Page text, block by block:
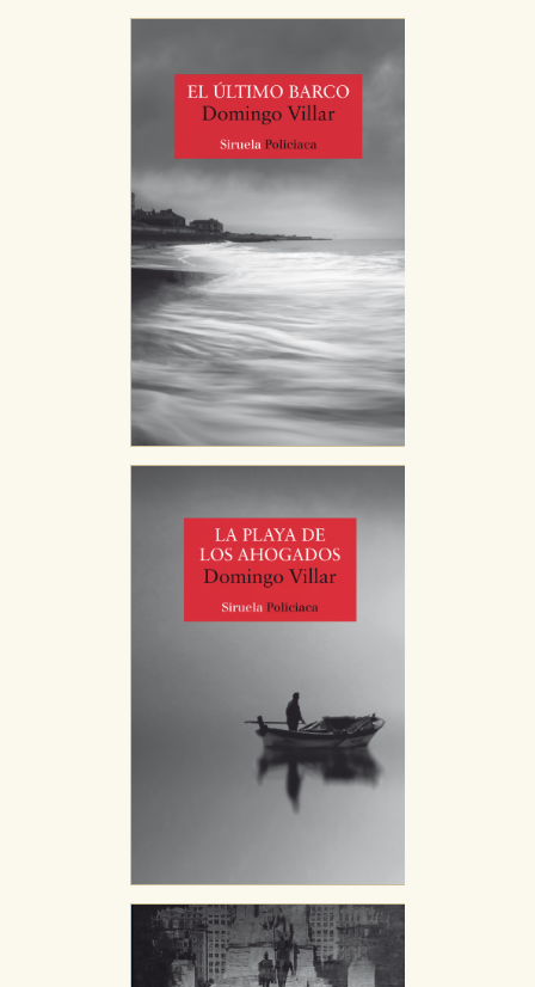
Cookies de rendimiento y analíticas
Estas cookies se utilizan para mejorar su experiencia
de navegación y optimizar el funcionamiento de
nuestro sitio web. Almacenan configuraciones de
servicios para que no tenga que reconfigurarlos cada
vez que nos visita. La información es agregada y, por lo
tanto, es anónima.
Cookies de publicidad y redes sociales
Estas cookies son gestionadas por nuestros socios
publicitarios y se utilizan para mostrar publicidad
relevante para sus intereses en otros sitios. No
almacenan directamente información personal sino
que se basan en la identificación única de su
navegador y dispositivo de internet.
GUARDAR CONFIGURACIÓN
Puede consultar nuestrapolítica de cookies